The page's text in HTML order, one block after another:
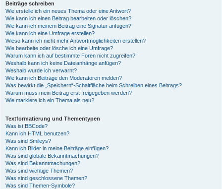
Beiträge schreiben
Wie erstelle ich ein neues Thema oder eine Antwort?
Wie kann ich einen Beitrag bearbeiten oder löschen?
Wie kann ich meinem Beitrag eine Signatur anfügen?
Wie kann ich eine Umfrage erstellen?
Wieso kann ich nicht mehr Antwortmöglichkeiten erstellen?
Wie bearbeite oder lösche ich eine Umfrage?
Warum kann ich auf bestimmte Foren nicht zugreifen?
Weshalb kann ich keine Dateianhänge anfügen?
Weshalb wurde ich verwarnt?
Wie kann ich Beiträge den Moderatoren melden?
Was bewirkt die „Speichern“-Schaltfläche beim Schreiben eines Beitrags?
Warum muss mein Beitrag erst freigegeben werden?
Wie markiere ich ein Thema als neu?
Textformatierung und Thementypen
Was ist BBCode?
Kann ich HTML benutzen?
Was sind Smileys?
Kann ich Bilder in meine Beiträge einfügen?
Was sind globale Bekanntmachungen?
Was sind Bekanntmachungen?
Was sind wichtige Themen?
Was sind geschlossene Themen?
Was sind Themen-Symbole?